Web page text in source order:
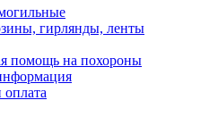
гирлянды, ленты
помощь на похороны
оплата